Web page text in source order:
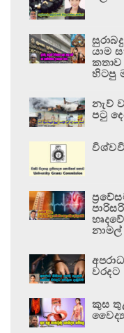
යාම
හිටපු
නැව්
පටු
නාමල්
කුස